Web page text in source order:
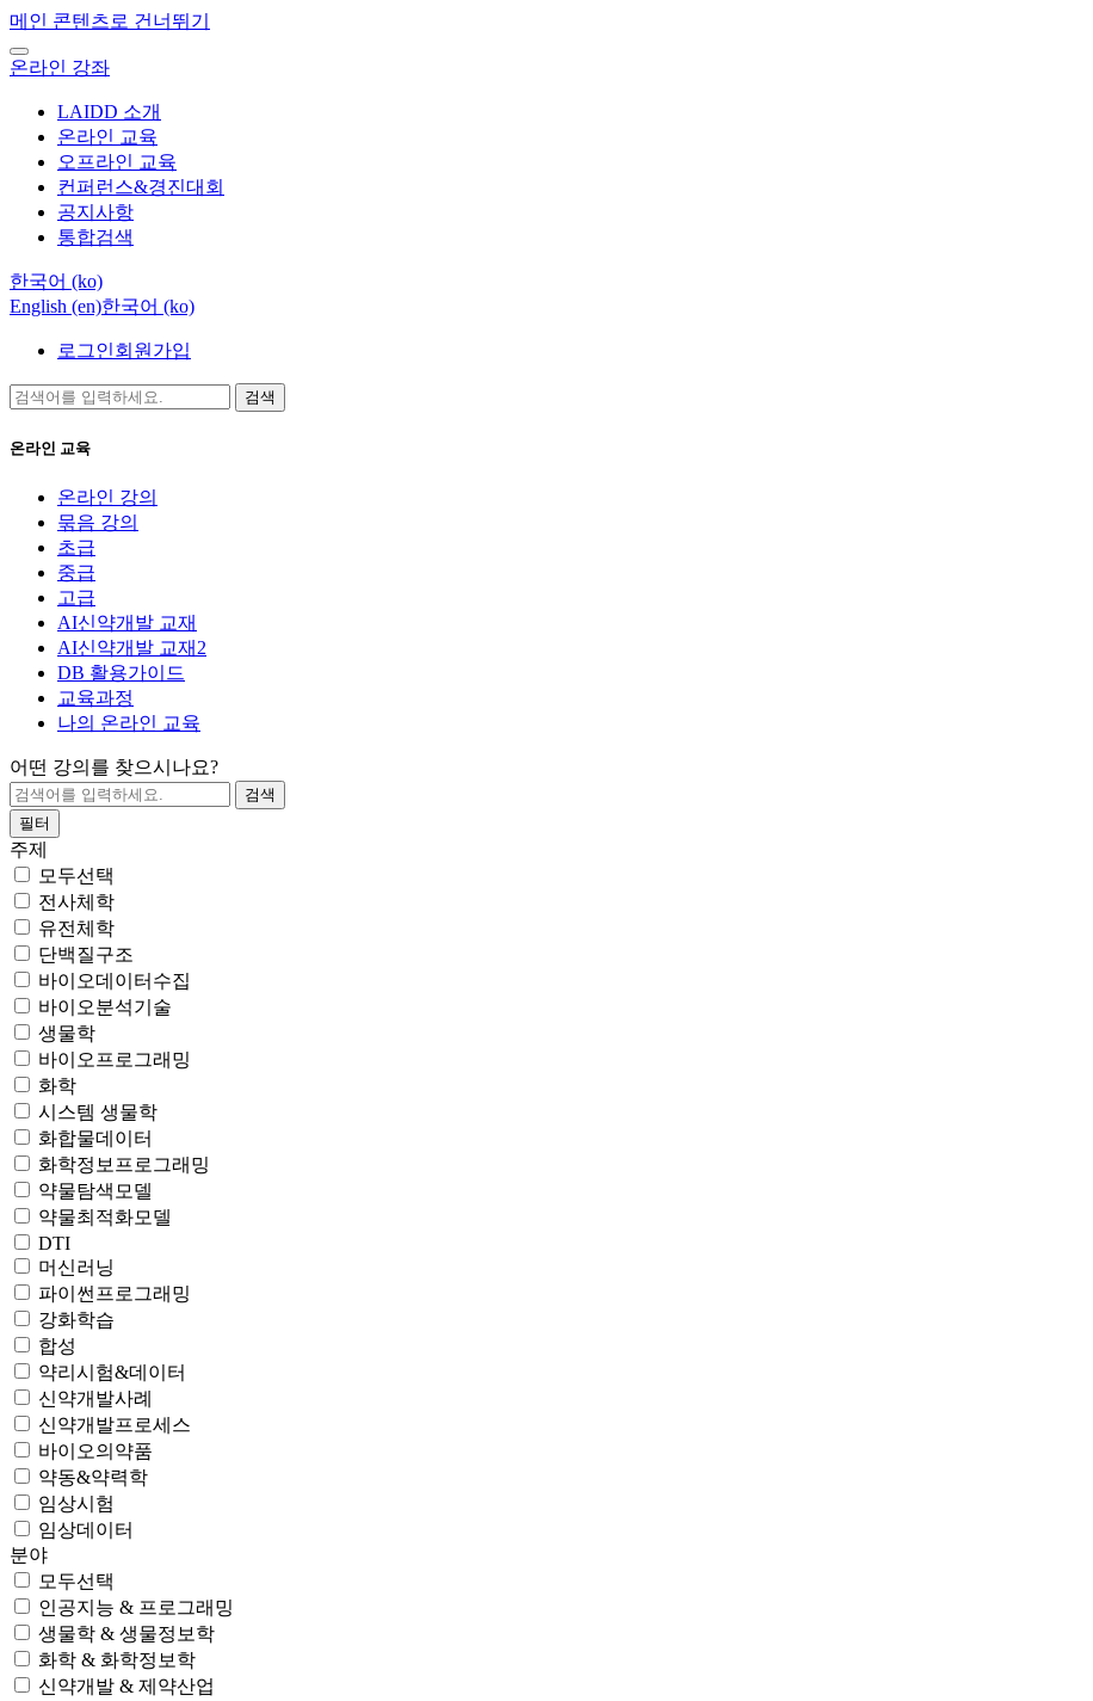
메인 콘텐츠로 건너뛰기
온라인 강좌
LAIDD 소개
온라인 교육
오프라인 교육
컨퍼런스&경진대회
공지사항
통합검색
한국어 ‎(ko)‎
English ‎(en)‎한국어 ‎(ko)‎
로그인회원가입
검색
온라인 교육
온라인 강의
묶음 강의
초급
중급
고급
AI신약개발 교재
AI신약개발 교재2
DB 활용가이드
교육과정
나의 온라인 교육
어떤 강의를 찾으시나요?
필터
주제
모두선택
전사체학
유전체학
단백질구조
바이오데이터수집
바이오분석기술
생물학
바이오프로그래밍
화학
시스템 생물학
화합물데이터
화학정보프로그래밍
약물탐색모델
약물최적화모델
DTI
머신러닝
파이썬프로그래밍
강화학습
합성
약리시험&데이터
신약개발사례
신약개발프로세스
바이오의약품
약동&약력학
임상시험
임상데이터
분야
모두선택
인공지능 & 프로그래밍
생물학 & 생물정보학
화학 & 화학정보학
신약개발 & 제약산업